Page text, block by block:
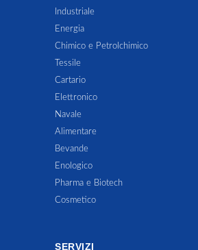
Industriale
Energia
Chimico e Petrolchimico
Tessile
Cartario
Elettronico
Navale
Alimentare
Bevande
Enologico
Pharma e Biotech
Cosmetico
SERVIZI